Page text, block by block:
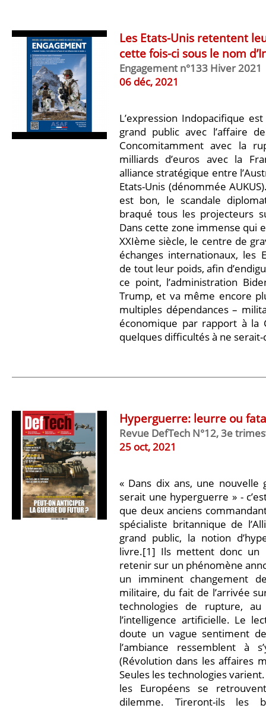
Les Etats-Unis retentent
cette fois-ci sous le nom
Engagement n°133 Hiver 2021
06 déc, 2021
L’expression Indopacifique
grand public avec l’affaire
Concomitamment avec la
milliards d’euros avec la
alliance stratégique entre
Etats-Unis (dénommée
est bon, le scandale
braqué tous les projecteurs
Dans cette zone immense qui
XXIème siècle, le centre de
échanges internationaux, les
de tout leur poids, afin
ce point, l’administration
Trump, et va même encore
multiples dépendances –
économique par rapport à la
quelques difficultés à ne
Hyperguerre: leurre ou
Revue DefTech N°12, 3e
25 oct, 2021
« Dans dix ans, une nouvelle
serait une hyperguerre » -
que deux anciens
spécialiste britannique de
grand public, la notion
livre.[1] Ils mettent donc un
retenir sur un phénomène
un imminent changement
militaire, du fait de l’arrivée
technologies de rupture,
l’intelligence artificielle. Le
doute un vague sentiment
l’ambiance ressemblent à
(Révolution dans les affaires
Seules les technologies
les Européens se
dilemme. Tireront-ils les